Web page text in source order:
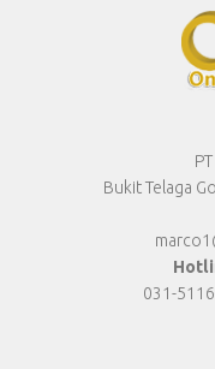
Bukit Telaga
031-